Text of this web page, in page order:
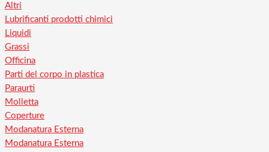
Altri
Lubrificanti prodotti chimici
Liquidi
Grassi
Officina
Parti del corpo in plastica
Paraurti
Molletta
Coperture
Modanatura Esterna
Modanatura Esterna